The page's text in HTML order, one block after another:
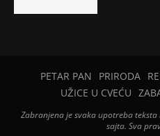
PETAR PAN PRIRODA
UŽICE U CVEĆU
Zabranjena je svaka upotreba
sajta. Sva